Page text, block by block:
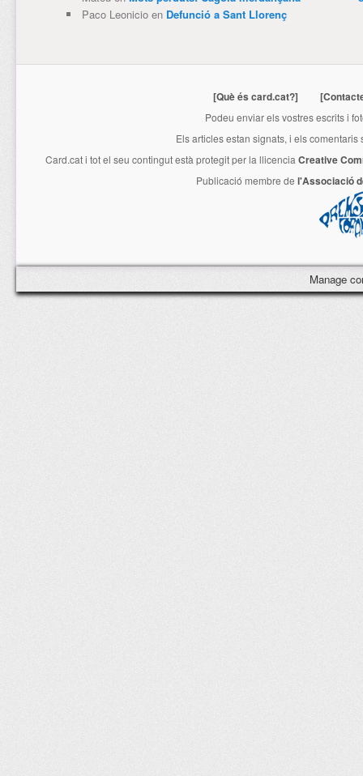
Paco Leonicioen Defunció a Sant Llorenç
[Què és card.cat?]
Podeu enviar els vostres escrits i
Els articles estan signats, i els
Card.cati tot el seu contingut està protegit per la llicencia Creative
Publicació membre de l'Associació
Manage